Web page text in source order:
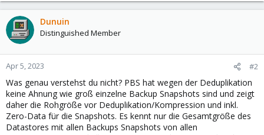
Dunuin
Distinguished Member
Apr 5, 2023 #2
Was genau verstehst du nicht? PBS hat wegen der Deduplikation
keine Ahnung wie groß einzelne Backup Snapshots sind und zeigt
daher die Rohgröße vor Deduplikation/Kompression und inkl.
Zero-Data für die Snapshots. Es kennt nur die Gesamtgröße des
Datastores mit allen Backups Snapshots von allen